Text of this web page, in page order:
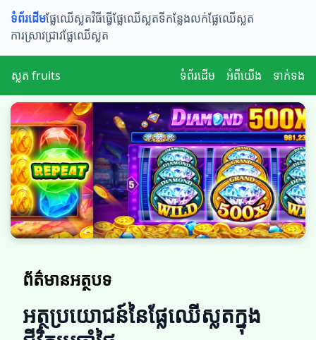
ទំព័រដើមផ្លែឈើស្លត​​វិធីធ្វើផ្លែឈើស្លតទីកន្លែងលក់ផ្លែឈើស្លត
ការស្រាវជ្រាវផ្លែឈើស្លត
ស្លត fruits ទំព័រដើម អំពីយើង ទាក់ទង
ព័ត៌មានអត្ថបទ
អត្ថប្រយោជន៍នៃផ្លែឈើស្លត​​ក្នុង